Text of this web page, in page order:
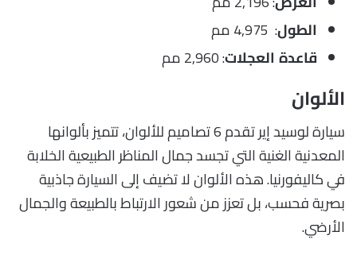
الطول: 4,975 مم
قاعدة العجلات: 2,960 مم
الألوان
سيارة لوسيد إير تقدم 6 تصاميم للألوان، تتميز بألوانها
المعدنية الغنية التي تجسد جمال المناظر الطبيعية الخلابة
في كاليفورنيا. هذه الألوان لا تضيف إلى السيارة جاذبية
بصرية فحسب، بل تعزز من شعور الارتباط بالطبيعة والجمال
الأرضي.